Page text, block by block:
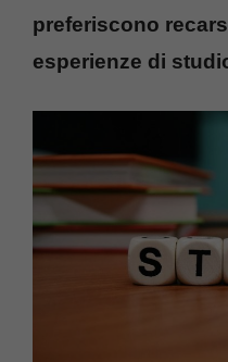
preferiscono
esperienze di